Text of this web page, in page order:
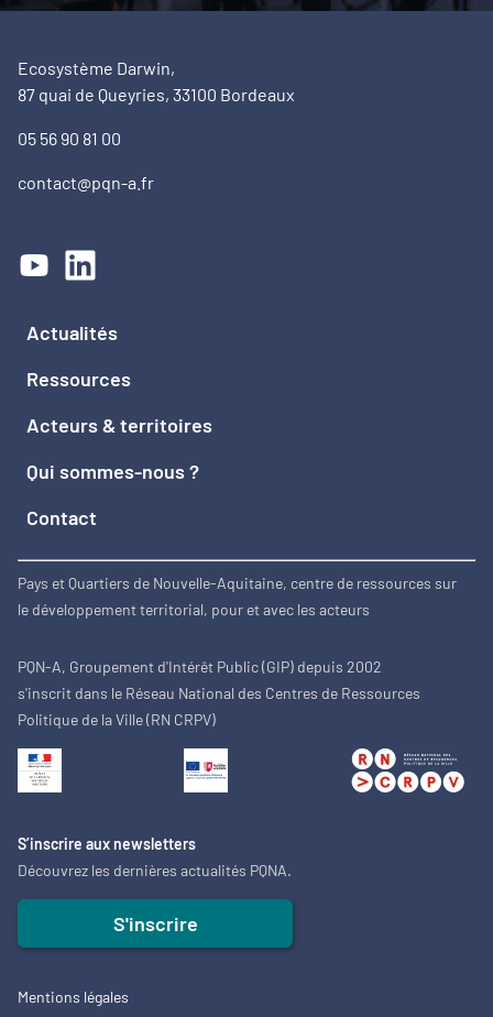
Ecosystème Darwin,
87 quai de Queyries, 33100 Bordeaux
05 56 90 81 00
contact@pqn-a.fr
Actualités
Ressources
Acteurs & territoires
Qui sommes-nous ?
Contact
Pays et Quartiers de Nouvelle-Aquitaine, centre de ressources sur
le développement territorial, pour et avec les acteurs
PQN-A, Groupement d'Intérêt Public (GIP) depuis 2002
s'inscrit dans le Réseau National des Centres de Ressources
Politique de la Ville (RN CRPV)
S’inscrire aux newsletters
Découvrez les dernières actualités PQNA.
S'inscrire
Mentions légales